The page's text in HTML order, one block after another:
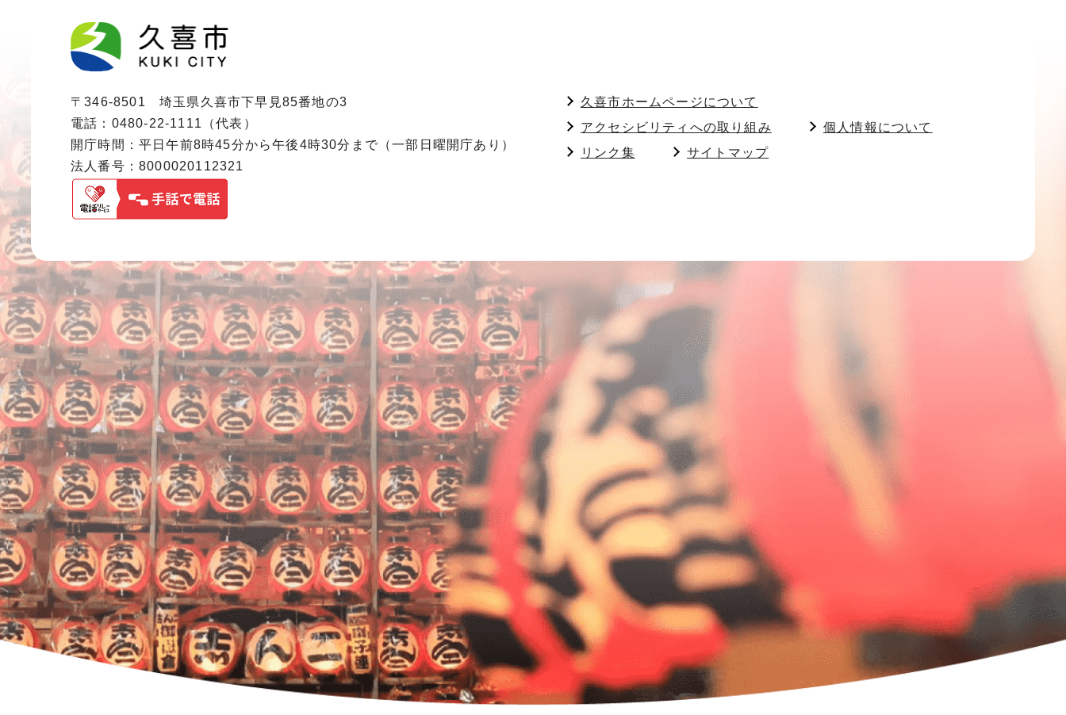
〒346-8501 埼玉県久喜市下早見85番地の3
電話：0480-22-1111（代表）
開庁時間：平日午前8時45分から午後4時30分まで（一部日曜開庁あり）
法人番号：8000020112321
久喜市ホームページについて
アクセシビリティへの取り組み
個人情報について
リンク集
サイトマップ